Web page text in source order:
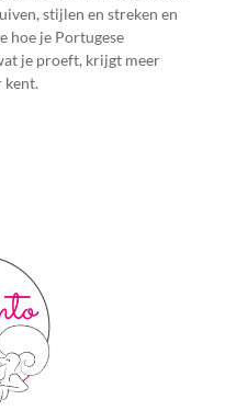
stijlen en streken en
hoe je Portugese
je proeft, krijgt meer
kent.